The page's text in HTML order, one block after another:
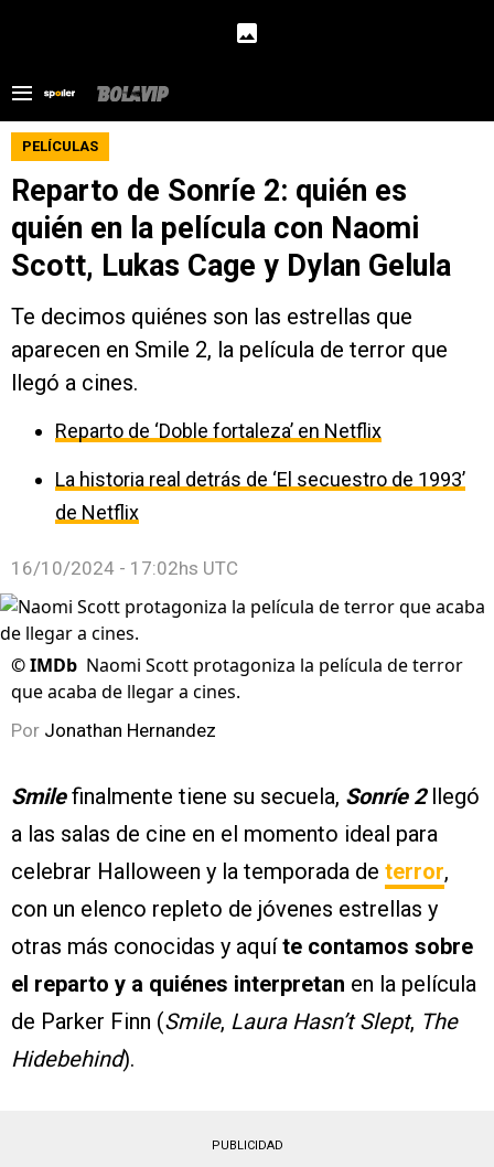
PELÍCULAS
⁠Reparto de Sonríe 2: quién es
quién en la película con Naomi
Scott, Lukas Cage y Dylan Gelula
Te decimos quiénes son las estrellas que
aparecen en Smile 2, la película de terror que
llegó a cines.
Reparto de ‘Doble fortaleza’ en Netflix
La historia real detrás de ‘El secuestro de 1993’
de Netflix
16/10/2024 - 17:02hs UTC
©IMDb Naomi Scott protagoniza la película de terror
que acaba de llegar a cines.
Por Jonathan Hernandez
Smilefinalmente tiene su secuela, Sonríe 2 llegó
a las salas de cine en el momento ideal para
celebrar Halloween y la temporada de terror,
con un elenco repleto de jóvenes estrellas y
otras más conocidas y aquíte contamos sobre
el reparto y a quiénes interpretan en la película
de Parker Finn (Smile, Laura Hasn’t Slept, The
Hidebehind).
PUBLICIDAD